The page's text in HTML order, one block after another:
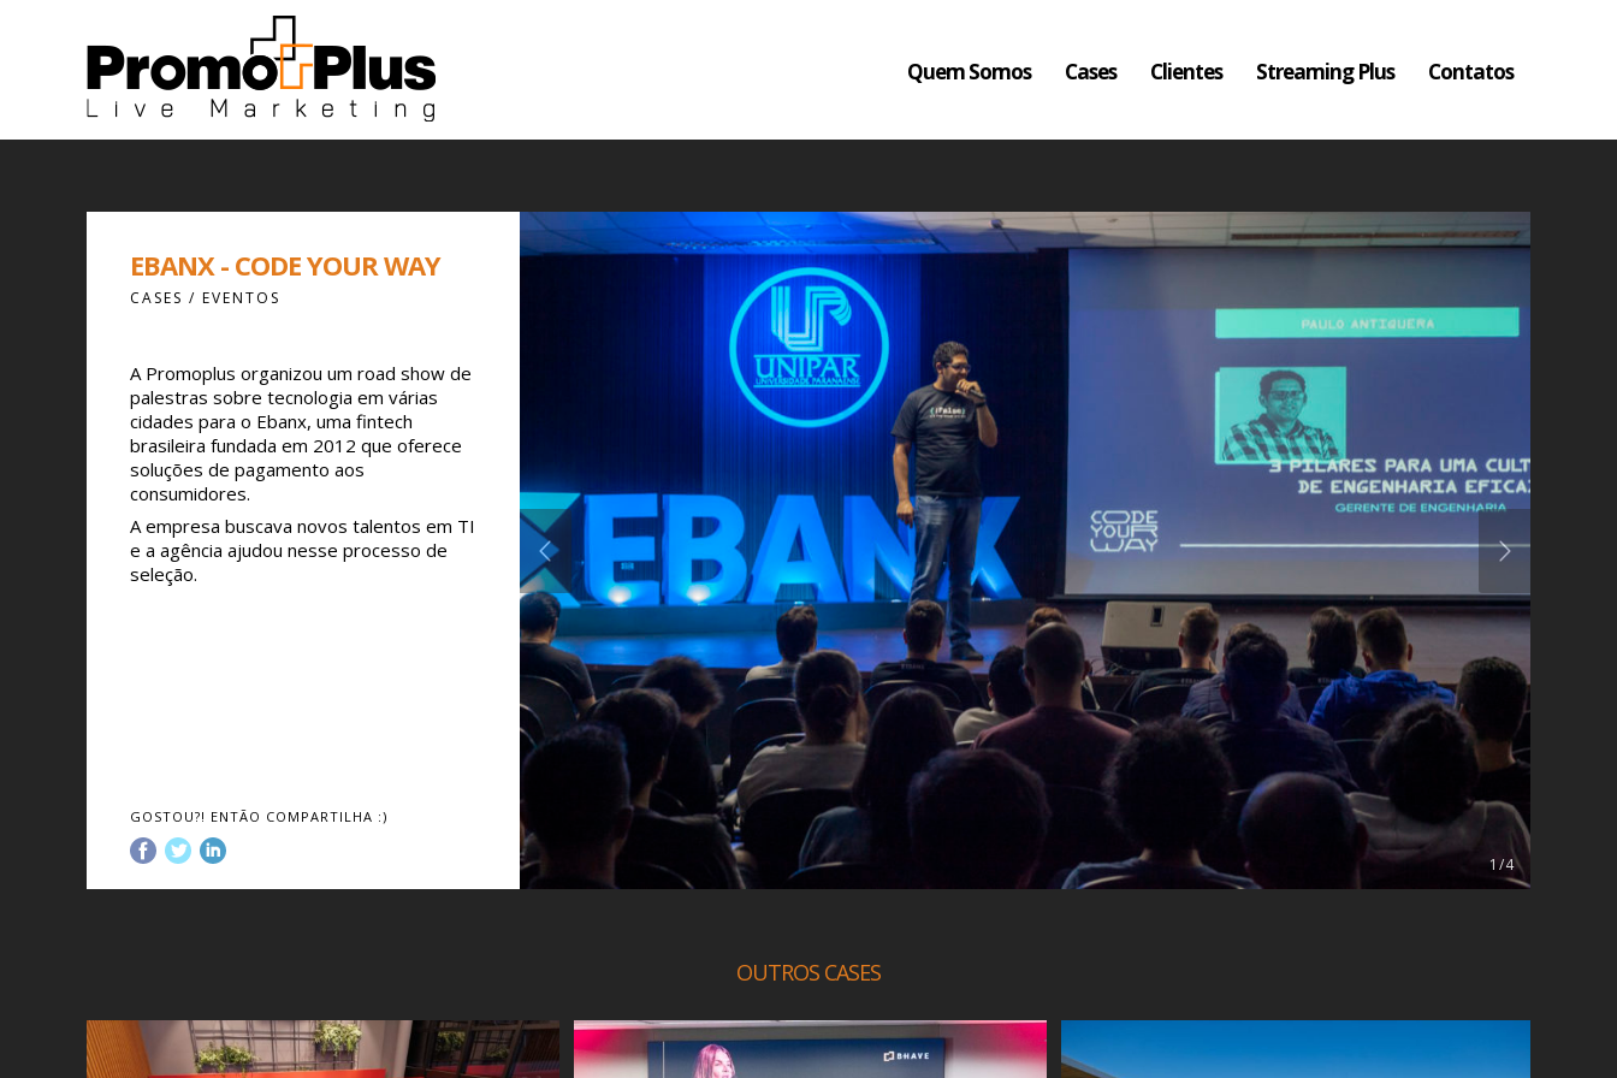
Quem Somos Cases Clientes Streaming Plus Contatos
1 / 4
EBANX - CODE YOUR WAY
CASES / EVENTOS
A Promoplus organizou um road show de
palestras sobre tecnologia em várias
cidades para o Ebanx, uma fintech
brasileira fundada em 2012 que oferece
soluções de pagamento aos
consumidores.
A empresa buscava novos talentos em TI
e a agência ajudou nesse processo de
seleção.
GOSTOU?! ENTÃO COMPARTILHA :)
OUTROS CASES